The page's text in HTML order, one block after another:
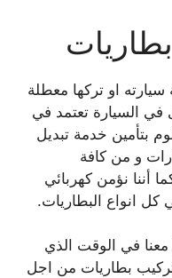
سيارته او تركها معطلة
في السيارة تعتمد في
بتأمين خدمة تبديل
و من كافة
أننا نؤمن كهربائي
انواع البطاريات.
معنا في الوقت الذي
بطاريات من اجل